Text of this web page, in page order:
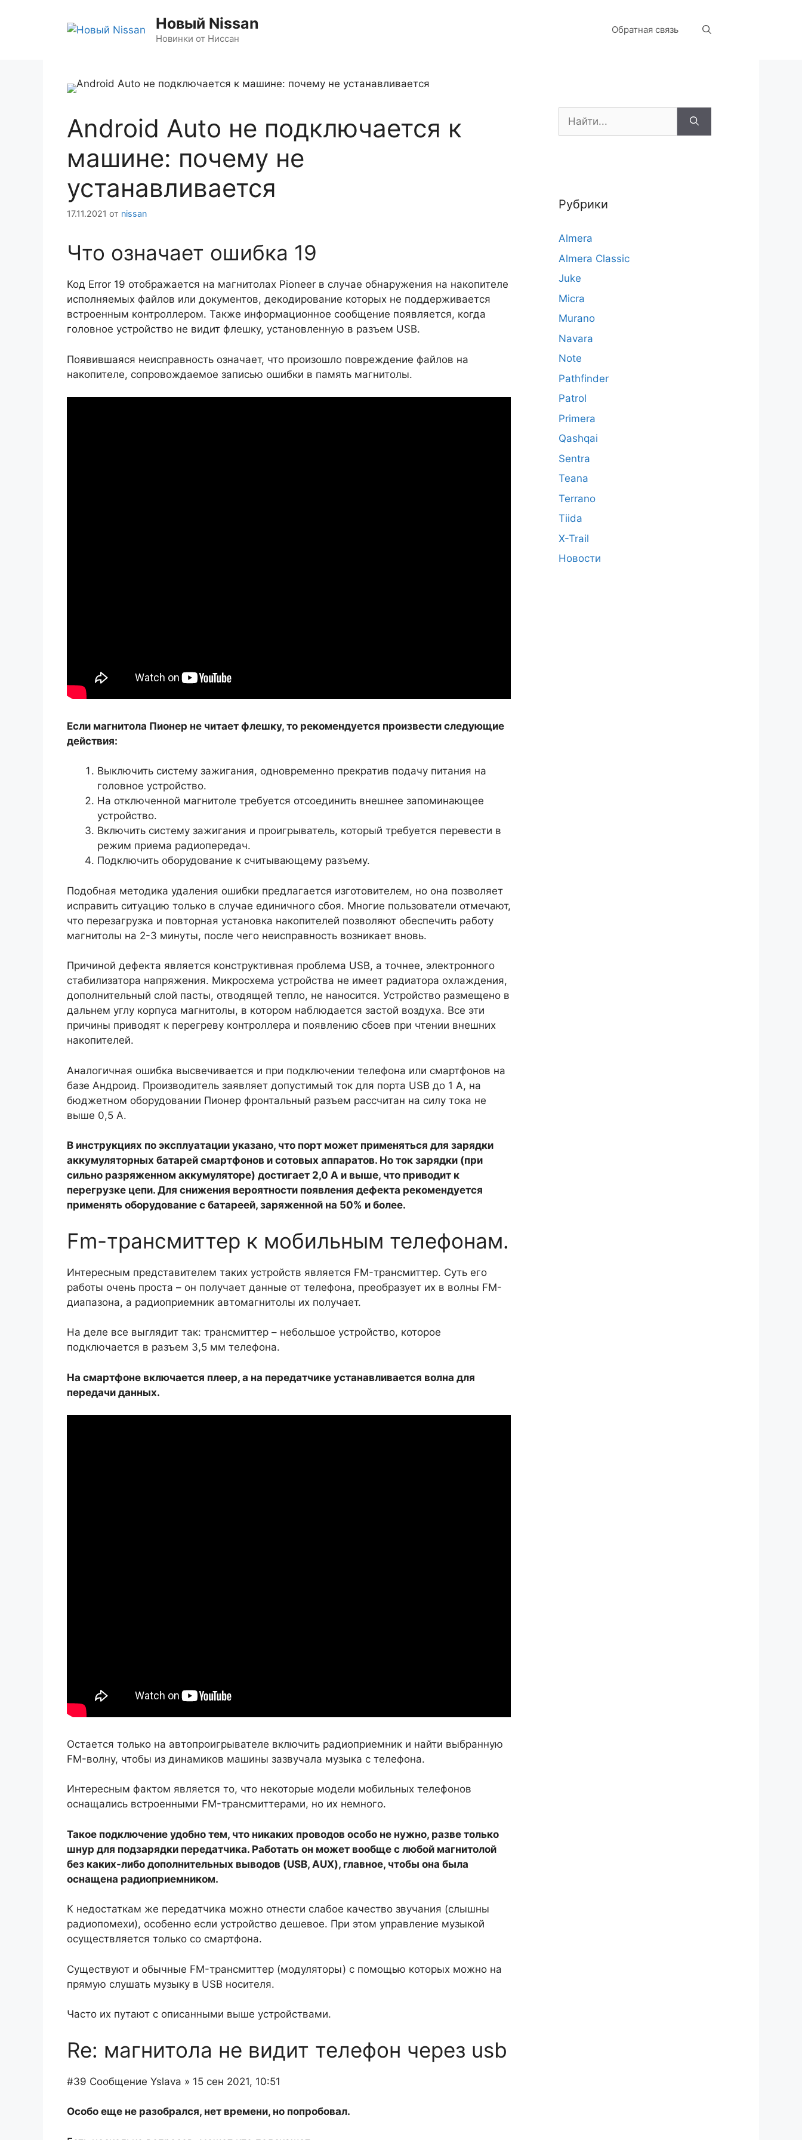
Новый Nissan
Новинки от Ниссан
Обратная связь
Android Auto не подключается к
машине: почему не
устанавливается
17.11.2021 от nissan
Что означает ошибка 19
Код Error 19 отображается на магнитолах Pioneer в случае обнаружения на накопителе
исполняемых файлов или документов, декодирование которых не поддерживается
встроенным контроллером. Также информационное сообщение появляется, когда
головное устройство не видит флешку, установленную в разъем USB.
Появившаяся неисправность означает, что произошло повреждение файлов на
накопителе, сопровождаемое записью ошибки в память магнитолы.
Если магнитола Пионер не читает флешку, то рекомендуется произвести следующие
действия:
Выключить систему зажигания, одновременно прекратив подачу питания на
головное устройство.
На отключенной магнитоле требуется отсоединить внешнее запоминающее
устройство.
Включить систему зажигания и проигрыватель, который требуется перевести в
режим приема радиопередач.
Подключить оборудование к считывающему разъему.
Подобная методика удаления ошибки предлагается изготовителем, но она позволяет
исправить ситуацию только в случае единичного сбоя. Многие пользователи отмечают,
что перезагрузка и повторная установка накопителей позволяют обеспечить работу
магнитолы на 2-3 минуты, после чего неисправность возникает вновь.
Причиной дефекта является конструктивная проблема USB, а точнее, электронного
стабилизатора напряжения. Микросхема устройства не имеет радиатора охлаждения,
дополнительный слой пасты, отводящей тепло, не наносится. Устройство размещено в
дальнем углу корпуса магнитолы, в котором наблюдается застой воздуха. Все эти
причины приводят к перегреву контроллера и появлению сбоев при чтении внешних
накопителей.
Аналогичная ошибка высвечивается и при подключении телефона или смартфонов на
базе Андроид. Производитель заявляет допустимый ток для порта USB до 1 А, на
бюджетном оборудовании Пионер фронтальный разъем рассчитан на силу тока не
выше 0,5 А.
В инструкциях по эксплуатации указано, что порт может применяться для зарядки
аккумуляторных батарей смартфонов и сотовых аппаратов. Но ток зарядки (при
сильно разряженном аккумуляторе) достигает 2,0 А и выше, что приводит к
перегрузке цепи. Для снижения вероятности появления дефекта рекомендуется
применять оборудование с батареей, заряженной на 50% и более.
Fm-трансмиттер к мобильным телефонам.
Интересным представителем таких устройств является FM-трансмиттер. Суть его
работы очень проста – он получает данные от телефона, преобразует их в волны FM-
диапазона, а радиоприемник автомагнитолы их получает.
На деле все выглядит так: трансмиттер – небольшое устройство, которое
подключается в разъем 3,5 мм телефона.
На смартфоне включается плеер, а на передатчике устанавливается волна для
передачи данных.
Остается только на автопроигрывателе включить радиоприемник и найти выбранную
FM-волну, чтобы из динамиков машины зазвучала музыка с телефона.
Интересным фактом является то, что некоторые модели мобильных телефонов
оснащались встроенными FM-трансмиттерами, но их немного.
Такое подключение удобно тем, что никаких проводов особо не нужно, разве только
шнур для подзарядки передатчика. Работать он может вообще с любой магнитолой
без каких-либо дополнительных выводов (USB, AUX), главное, чтобы она была
оснащена радиоприемником.
К недостаткам же передатчика можно отнести слабое качество звучания (слышны
радиопомехи), особенно если устройство дешевое. При этом управление музыкой
осуществляется только со смартфона.
Существуют и обычные FM-трансмиттер (модуляторы) с помощью которых можно на
прямую слушать музыку в USB носителя.
Часто их путают с описанными выше устройствами.
Re: магнитола не видит телефон через usb
#39 Сообщение Yslava » 15 сен 2021, 10:51
Особо еще не разобрался, нет времени, но попробовал.
Поиск:
Рубрики
Almera
Almera Classic
Juke
Micra
Murano
Navara
Note
Pathfinder
Patrol
Primera
Qashqai
Sentra
Teana
Terrano
Tiida
X-Trail
Новости